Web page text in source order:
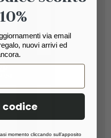
via email
nuovi arrivi ed
codice
momento cliccando sull’apposito